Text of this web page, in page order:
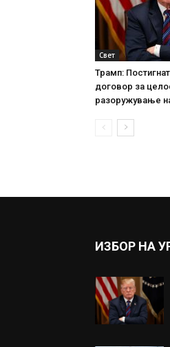
Свет
Трамп:
договор за
разоружување
ИЗБОР НА